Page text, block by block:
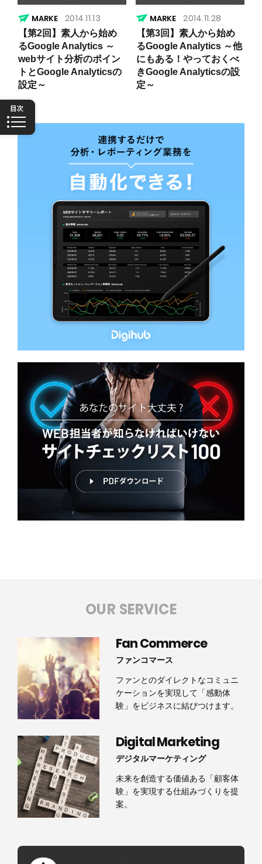
2014.11.13
【第2回】素人から始め
るGoogle Analytics ～
webサイト分析のポイン
トとGoogle Analyticsの
設定～
2014.11.28
【第3回】素人から始め
るGoogle Analytics ～他
にもある！やっておくべ
きGoogle Analyticsの設
定～
OUR SERVICE
Fan Commerce
ファンコマース
ファンとのダイレクトなコミュニ
ケーションを実現して「感動体
験」をビジネスに結びつけます。
Digital Marketing
デジタルマーケティング
未来を創造する価値ある「顧客体
験」を実現する仕組みづくりを提
案。